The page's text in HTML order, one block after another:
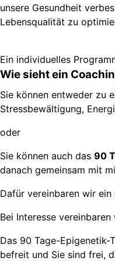
unsere Gesundheit
Lebensqualität zu
Ein individuelles
Wie sieht ein
Sie können entweder zu
Stressbewältigung,
oder
Sie können auch das 90
danach gemeinsam mit
Dafür vereinbaren wir ein
Bei Interesse
Das 90 Tage-Epigenetik-
befreit und Sie sind frei,